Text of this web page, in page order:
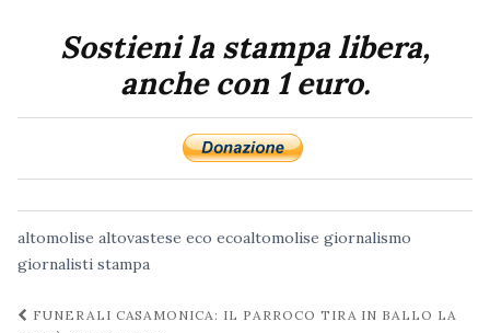
Sostieni la stampa libera,
anche con 1 euro.
altomolise altovastese eco ecoaltomolise giornalismo
giornalisti stampa
Navigazione
FUNERALI CASAMONICA: IL PARROCO TIRA IN BALLO LA